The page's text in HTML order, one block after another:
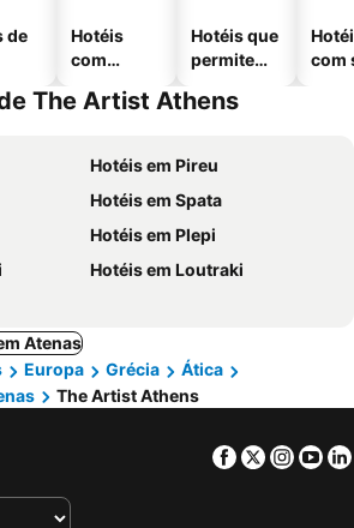
de
Hotéis
com
Hotéis que
permitem
com
The Artist Athens
Hotéis em Pireu
Hotéis em Spata
Hotéis em Plepi
Hotéis em Loutraki
Atenas
Europa Grécia
Ática
The Artist Athens
Facebook
Twitter